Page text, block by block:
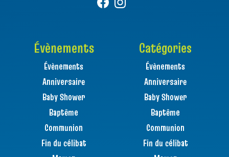
Évènements
Évènements
Anniversaire
Baby Shower
Baptême
Communion
Fin du célibat
Catégories
Évènements
Anniversaire
Baby Shower
Baptême
Communion
Fin du célibat